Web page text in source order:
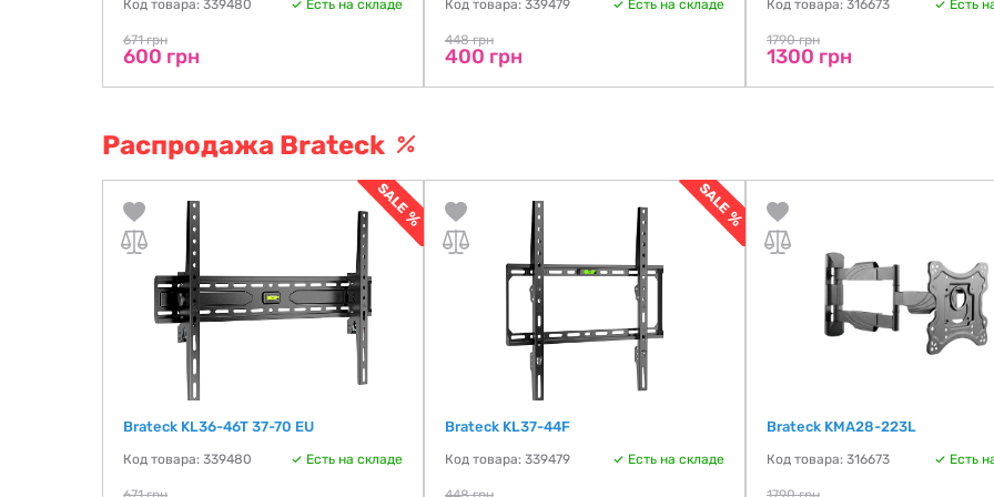
Код товара: 339480 Есть на складе
671 грн
600 грн
Код товара: 339479 Есть на складе
448 грн
400 грн
Код товара: 316673 Есть
1790 грн
1300 грн
Распродажа Brateck
Brateck KL36-46T 37-70 EU
Код товара: 339480 Есть на складе
Brateck KL37-44F
Код товара: 339479 Есть на складе
Brateck KMA28-223L
Код товара: 316673 Есть